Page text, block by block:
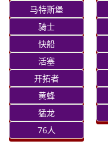
马特斯堡
骑士
快船
活塞
开拓者
黄蜂
猛龙
76人